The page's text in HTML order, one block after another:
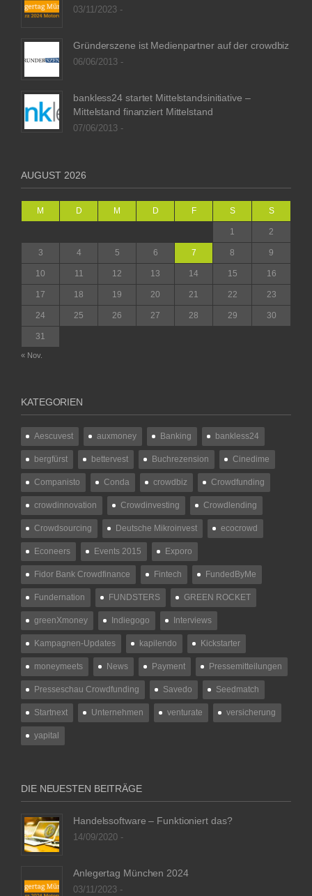
03/11/2023 -
Gründerszene ist Medienpartner auf der crowdbiz
06/06/2013 -
bankless24 startet Mittelstandsinitiative –
Mittelstand finanziert Mittelstand
07/06/2013 -
AUGUST 2026
M D M D F S S
1 2
3 4 5 6 7 8 9
10 11 12 13 14 15 16
17 18 19 20 21 22 23
24 25 26 27 28 29 30
31
« Nov.
KATEGORIEN
Aescuvest auxmoney Banking bankless24
bergfürst bettervest Buchrezension Cinedime
Companisto Conda crowdbiz Crowdfunding
crowdinnovation Crowdinvesting Crowdlending
Crowdsourcing Deutsche Mikroinvest ecocrowd
Econeers Events 2015 Exporo
Fidor Bank Crowdfinance Fintech FundedByMe
Fundernation FUNDSTERS GREEN ROCKET
greenXmoney Indiegogo Interviews
Kampagnen-Updates kapilendo Kickstarter
moneymeets News Payment Pressemitteilungen
Presseschau Crowdfunding Savedo Seedmatch
Startnext Unternehmen venturate versicherung
yapital
DIE NEUESTEN BEITRÄGE
Handelssoftware – Funktioniert das?
14/09/2020 -
Anlegertag München 2024
03/11/2023 -